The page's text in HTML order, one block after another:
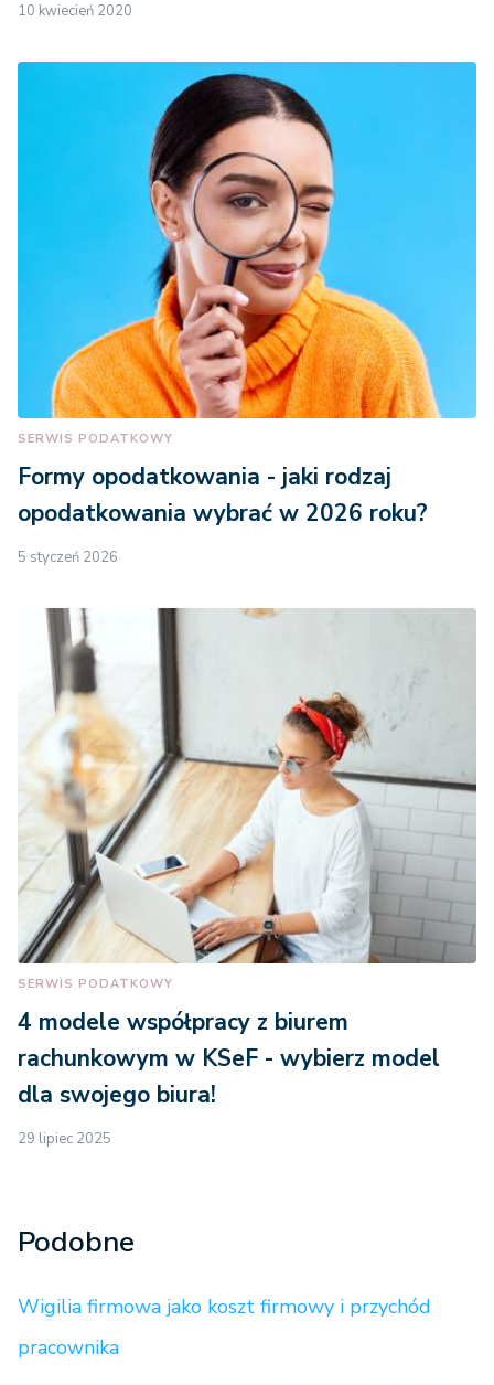
10 kwiecień 2020
SERWIS PODATKOWY
Formy opodatkowania - jaki rodzaj
opodatkowania wybrać w 2026 roku?
5 styczeń 2026
SERWIS PODATKOWY
4 modele współpracy z biurem
rachunkowym w KSeF - wybierz model
dla swojego biura!
29 lipiec 2025
Podobne
Wigilia firmowa jako koszt firmowy i przychód
pracownika